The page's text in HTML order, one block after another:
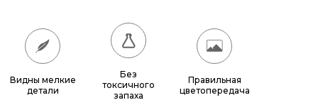
80x80 1 440 грн.
90x90 1 760 грн.
100x100
Видны мелкие
детали
Без
токсичного
запаха
Правильная
цветопередача